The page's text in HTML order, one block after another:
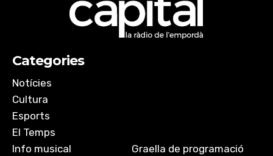
Categories
Notícies
Cultura
Esports
El Temps
Info musical
Graella de programació